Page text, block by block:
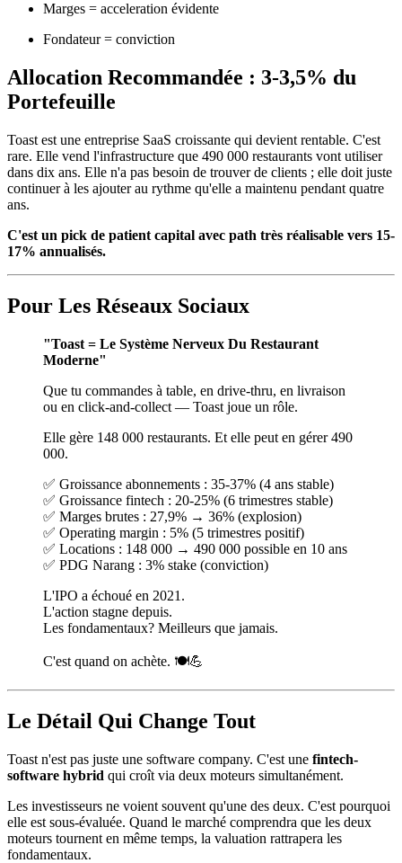
Marges = acceleration évidente
Fondateur = conviction
Allocation Recommandée : 3-3,5% du
Portefeuille
Toast est une entreprise SaaS croissante qui devient rentable. C'est
rare. Elle vend l'infrastructure que 490 000 restaurants vont utiliser
dans dix ans. Elle n'a pas besoin de trouver de clients ; elle doit juste
continuer à les ajouter au rythme qu'elle a maintenu pendant quatre
ans.
C'est un pick de patient capital avec path très réalisable vers 15-
17% annualisés.
Pour Les Réseaux Sociaux
"Toast = Le Système Nerveux Du Restaurant
Moderne"
Que tu commandes à table, en drive-thru, en livraison
ou en click-and-collect — Toast joue un rôle.
Elle gère 148 000 restaurants. Et elle peut en gérer 490
000.
✅ Groissance abonnements : 35-37% (4 ans stable)
✅ Groissance fintech : 20-25% (6 trimestres stable)
✅ Marges brutes : 27,9% → 36% (explosion)
✅ Operating margin : 5% (5 trimestres positif)
✅ Locations : 148 000 → 490 000 possible en 10 ans
✅ PDG Narang : 3% stake (conviction)
L'IPO a échoué en 2021.
L'action stagne depuis.
Les fondamentaux? Meilleurs que jamais.
C'est quand on achète. 🍽️💪
Le Détail Qui Change Tout
Toast n'est pas juste une software company. C'est une fintech-
software hybrid qui croît via deux moteurs simultanément.
Les investisseurs ne voient souvent qu'une des deux. C'est pourquoi
elle est sous-évaluée. Quand le marché comprendra que les deux
moteurs tournent en même temps, la valuation rattrapera les
fondamentaux.